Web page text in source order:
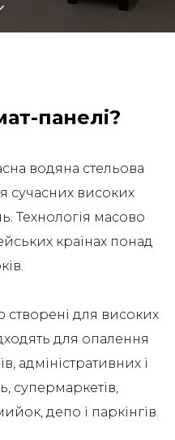
панелі?
водяна стельова
сучасних високих
Технологія масово
країнах понад
створені для високих
для опалення
адміністративних і
супермаркетів,
депо і паркінгів.